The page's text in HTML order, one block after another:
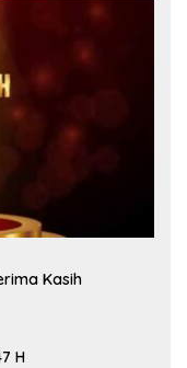
Kasih
H